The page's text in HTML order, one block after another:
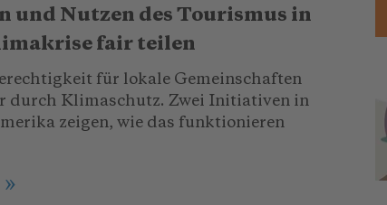
und Nutzen des Tourismus in
fair teilen
für lokale Gemeinschaften
durch Klimaschutz. Zwei Initiativen in
zeigen, wie das funktionieren